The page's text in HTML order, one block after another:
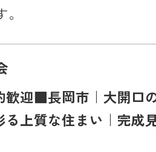
迎■長岡市｜大開口
る上質な住まい｜完成